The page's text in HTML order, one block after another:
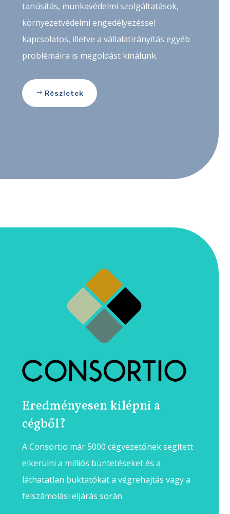
tanúsítás, munkavédelmi szolgáltatások,
környezetvédelmi engedélyezéssel
kapcsolatos, illetve a vállalatirányítás egyéb
problémáira is megoldást kínálunk.
Részletek
Eredményesen kilépni a
cégből?
A Consortio már 5000 cégvezetőnek segített
elkerülni a milliós büntetéseket és a
láthatatlan buktatókat a végrehajtás vagy a
felszámolási eljárás során